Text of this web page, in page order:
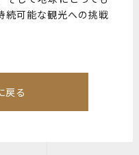
続可能な観光への挑戦
戻る